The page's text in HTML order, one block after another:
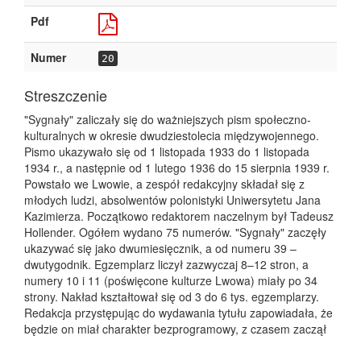
Pdf
Numer 20
Streszczenie
"Sygnały" zaliczały się do ważniejszych pism społeczno-
kulturalnych w okresie dwudziestolecia międzywojennego.
Pismo ukazywało się od 1 listopada 1933 do 1 listopada
1934 r., a następnie od 1 lutego 1936 do 15 sierpnia 1939 r.
Powstało we Lwowie, a zespół redakcyjny składał się z
młodych ludzi, absolwentów polonistyki Uniwersytetu Jana
Kazimierza. Początkowo redaktorem naczelnym był Tadeusz
Hollender. Ogółem wydano 75 numerów. "Sygnały" zaczęły
ukazywać się jako dwumiesięcznik, a od numeru 39 –
dwutygodnik. Egzemplarz liczył zazwyczaj 8–12 stron, a
numery 10 i 11 (poświęcone kulturze Lwowa) miały po 34
strony. Nakład kształtował się od 3 do 6 tys. egzemplarzy.
Redakcja przystępując do wydawania tytułu zapowiadała, że
będzie on miał charakter bezprogramowy, z czasem zaczął